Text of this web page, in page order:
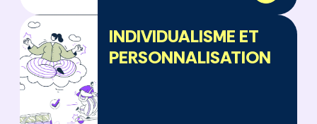
INDIVIDUALISME ET
PERSONNALISATION